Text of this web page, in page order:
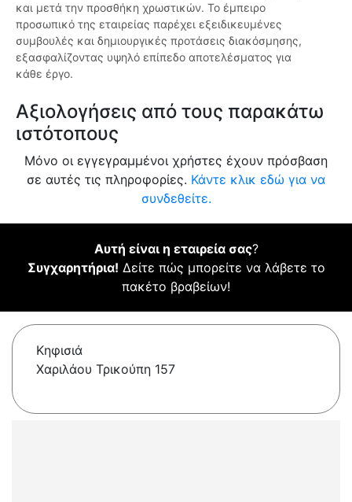
και μετά την προσθήκη χρωστικών. Το έμπειρο
προσωπικό της εταιρείας παρέχει εξειδικευμένες
συμβουλές και δημιουργικές προτάσεις διακόσμησης,
εξασφαλίζοντας υψηλό επίπεδο αποτελέσματος για
κάθε έργο.
Αξιολογήσεις από τους παρακάτω
ιστότοπους
Μόνο οι εγγεγραμμένοι χρήστες έχουν πρόσβαση
σε αυτές τις πληροφορίες. Κάντε κλικ εδώ για να
συνδεθείτε.
Αυτή είναι η εταιρεία σας?
Συγχαρητήρια! Δείτε πώς μπορείτε να λάβετε το
πακέτο βραβείων!
Κηφισιά
Χαριλάου Τρικούπη 157